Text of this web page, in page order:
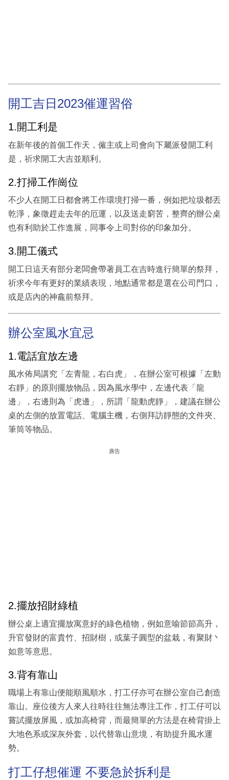
開工吉日2023催運習俗
1.開工利是
在新年後的首個工作天，僱主或上司會向下屬派發開工利
是，祈求開工大吉並順利。
2.打掃工作崗位
不少人在開工日都會將工作環境打掃一番，例如把垃圾都丟
乾淨，象徵趕走去年的厄運，以及送走窮苦，整齊的辦公桌
也有利助於工作進展，同事令上司對你的印象加分。
3.開工儀式
開工日這天有部分老闆會帶著員工在吉時進行簡單的祭拜，
祈求今年有更好的業績表現，地點通常都是選在公司門口，
或是店內的神龕前祭拜。
辦公室風水宜忌
1.電話宜放左邊
風水佈局講究「左青龍，右白虎」，在辦公室可根據「左動
右靜」的原則擺放物品，因為風水學中，左邊代表「龍
邊」，右邊則為「虎邊」，所謂「龍動虎靜」，建議在辦公
桌的左側的放置電話、電腦主機，右側拜訪靜態的文件夾、
筆筒等物品。
廣告
2.擺放招財綠植
辦公桌上適宜擺放寓意好的綠色植物，例如意喻節節高升，
升官發財的富貴竹、招財樹，或葉子圓型的盆栽，有聚財丶
如意等意思。
3.背有靠山
職場上有靠山便能順風順水，打工仔亦可在辦公室自己創造
靠山。座位後方人來人往時往往無法專注工作，打工仔可以
嘗試擺放屏風，或加高椅背，而最簡單的方法是在椅背掛上
大地色系或深灰外套，以代替靠山意境，有助提升風水運
勢。
打工仔想催運 不要急於拆利是